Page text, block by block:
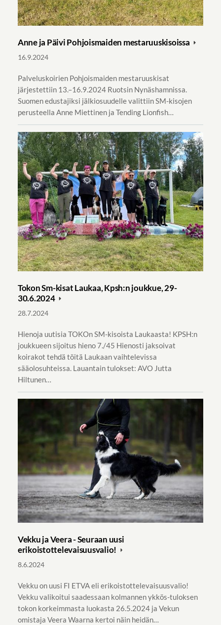
Anne ja Päivi Pohjoismaiden mestaruuskisoissa
16.9.2024
Palveluskoirien Pohjoismaiden mestaruuskisat
järjestettiin 13.–16.9.2024 Ruotsin Nynäshamnissa.
Suomen edustajiksi jälkiosuudelle valittiin SM-kisojen
perusteella Anne Miettinen ja Tending Lionfish…
Tokon Sm-kisat Laukaa, Kpsh:n joukkue, 29-
30.6.2024
28.7.2024
Hienoja uutisia TOKOn SM-kisoista Laukaasta! KPSH:n
joukkueen sijoitus hieno 7./45 Hienosti jaksoivat
koirakot tehdä töitä Laukaan vaihtelevissa
sääolosuhteissa. Lauantain tulokset: AVO Jutta
Hiltunen…
Vekku ja Veera - Seuraan uusi
erikoistottelevaisuusvalio!
8.6.2024
Vekku on uusi FI ETVA eli erikoistottelevaisuusvalio!
Vekku valikoitui saadessaan kolmannen ykkös-tuloksen
tokon korkeimmasta luokasta 26.5.2024 ja Vekun
omistaja Veera Waarna kertoi näin heidän…